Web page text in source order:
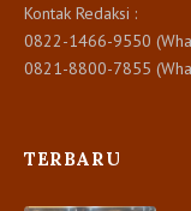
Kontak Redaksi :
0822-1466-9550
0821-8800-7855
TERBARU